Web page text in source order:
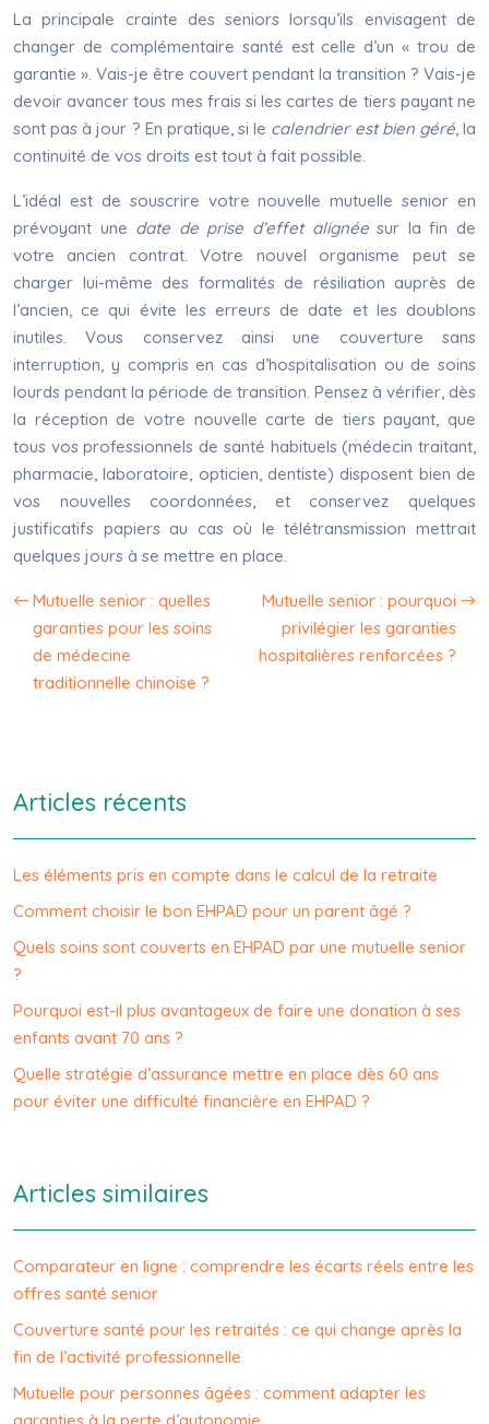
La principale crainte des seniors lorsqu’ils envisagent de
changer de complémentaire santé est celle d’un « trou de
garantie ». Vais-je être couvert pendant la transition ? Vais-je
devoir avancer tous mes frais si les cartes de tiers payant ne
sont pas à jour ? En pratique, si le calendrier est bien géré, la
continuité de vos droits est tout à fait possible.
L’idéal est de souscrire votre nouvelle mutuelle senior en
prévoyant une date de prise d’effet alignéesur la fin de
votre ancien contrat. Votre nouvel organisme peut se
charger lui-même des formalités de résiliation auprès de
l’ancien, ce qui évite les erreurs de date et les doublons
inutiles. Vous conservez ainsi une couverture sans
interruption, y compris en cas d’hospitalisation ou de soins
lourds pendant la période de transition. Pensez à vérifier, dès
la réception de votre nouvelle carte de tiers payant, que
tous vos professionnels de santé habituels (médecin traitant,
pharmacie, laboratoire, opticien, dentiste) disposent bien de
vos nouvelles coordonnées, et conservez quelques
justificatifs papiers au cas où le télétransmission mettrait
quelques jours à se mettre en place.
Mutuelle senior : quelles
garanties pour les soins
de médecine
traditionnelle chinoise ?
Mutuelle senior : pourquoi
privilégier les garanties
hospitalières renforcées ?
Articles récents
Les éléments pris en compte dans le calcul de la retraite
Comment choisir le bon EHPAD pour un parent âgé ?
Quels soins sont couverts en EHPAD par une mutuelle senior
?
Pourquoi est-il plus avantageux de faire une donation à ses
enfants avant 70 ans ?
Quelle stratégie d’assurance mettre en place dès 60 ans
pour éviter une difficulté financière en EHPAD ?
Articles similaires
Comparateur en ligne : comprendre les écarts réels entre les
offres santé senior
Couverture santé pour les retraités : ce qui change après la
fin de l’activité professionnelle
Mutuelle pour personnes âgées : comment adapter les